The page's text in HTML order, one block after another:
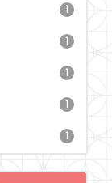
1
1
1
1
1